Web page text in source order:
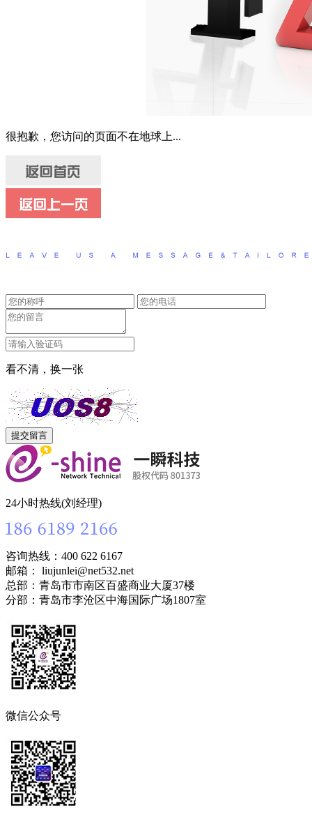
很抱歉，您访问的页面不在地球上...
看不清，换一张
24小时热线(刘经理)
咨询热线：400 622 6167
邮箱： liujunlei@net532.net
总部：青岛市市南区百盛商业大厦37楼
分部：青岛市李沧区中海国际广场1807室
微信公众号